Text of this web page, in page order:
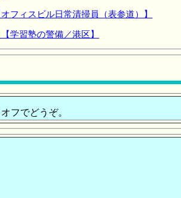
フィスビル日常清掃員（表参道）】
学習塾の警備／港区】
フでどうぞ。